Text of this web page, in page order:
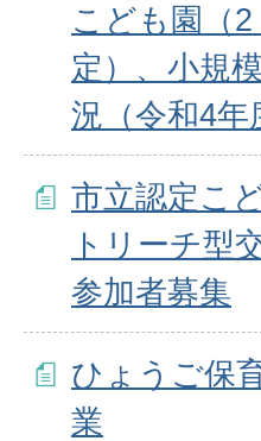
こども園（
定）、小規
況（令和4年
市立認定こ
トリーチ型
参加者募集
ひょうご保
業